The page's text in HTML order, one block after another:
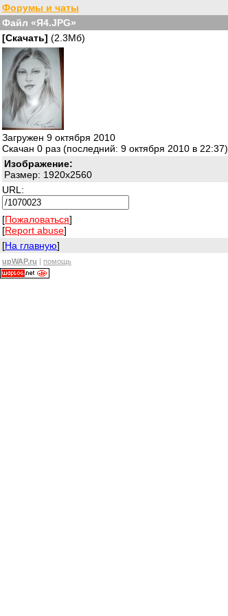
Форумы и чаты
Файл «Я4.JPG»
[Скачать] (2.3Мб)
Загружен 9 октября 2010
Скачан 0 раз (последний: 9 октября 2010 в 22:37)
Изображение:
Размер: 1920x2560
URL:
[Пожаловаться]
[Report abuse]
[На главную]
upWAP.ru | помощь